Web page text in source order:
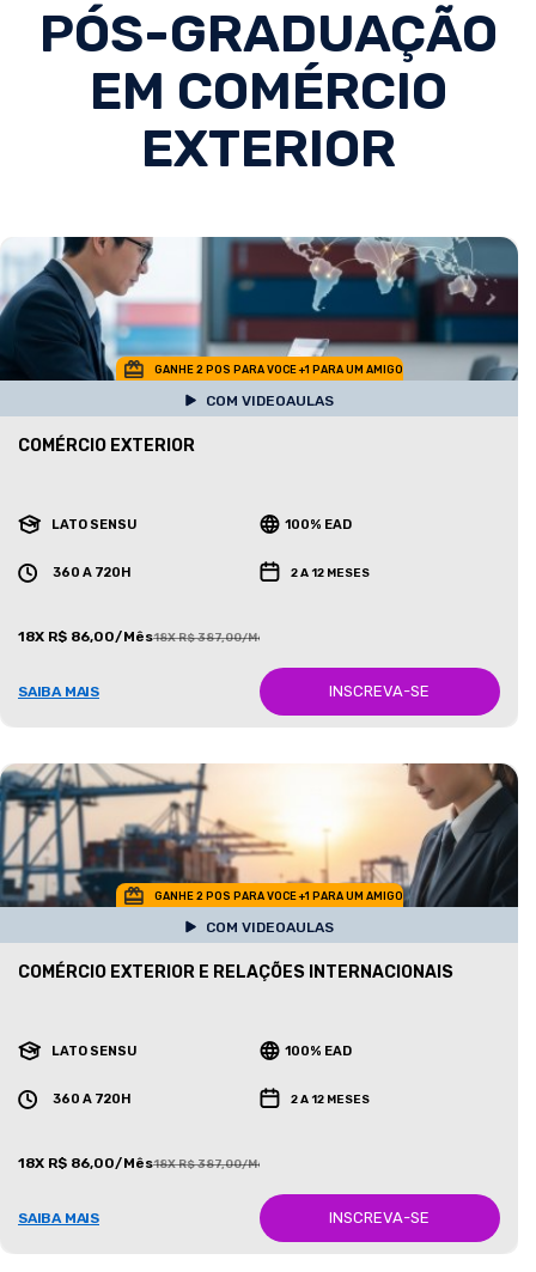
PÓS-GRADUAÇÃO
EM COMÉRCIO
EXTERIOR
GANHE 2 POS PARA VOCE +1 PARA UM AMIGO
COM VIDEOAULAS
COMÉRCIO EXTERIOR
LATO SENSU 100% EAD
360 A 720H 2 A 12 MESES
18X R$ 86,00/Mês18X R$ 387,00/Mês
SAIBA MAIS INSCREVA-SE
GANHE 2 POS PARA VOCE +1 PARA UM AMIGO
COM VIDEOAULAS
COMÉRCIO EXTERIOR E RELAÇÕES INTERNACIONAIS
LATO SENSU 100% EAD
360 A 720H 2 A 12 MESES
18X R$ 86,00/Mês18X R$ 387,00/Mês
SAIBA MAIS INSCREVA-SE